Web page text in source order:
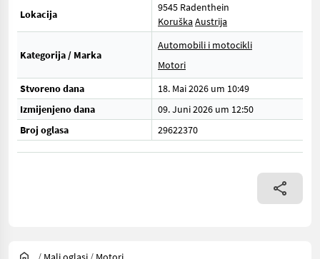
Lokacija
9545 Radenthein
Koruška Austrija
Kategorija / Marka
Automobili i motocikli
Motori
Stvoreno dana
18. Mai 2026 um 10:49
Izmijenjeno dana
09. Juni 2026 um 12:50
Broj oglasa
29622370